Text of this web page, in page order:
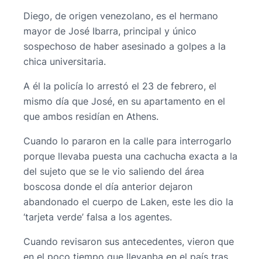
Diego, de origen venezolano, es el hermano
mayor de José Ibarra, principal y único
sospechoso de haber asesinado a golpes a la
chica universitaria.
A él la policía lo arrestó el 23 de febrero, el
mismo día que José, en su apartamento en el
que ambos residían en Athens.
Cuando lo pararon en la calle para interrogarlo
porque llevaba puesta una cachucha exacta a la
del sujeto que se le vio saliendo del área
boscosa donde el día anterior dejaron
abandonado el cuerpo de Laken, este les dio la
‘tarjeta verde’ falsa a los agentes.
Cuando revisaron sus antecedentes, vieron que